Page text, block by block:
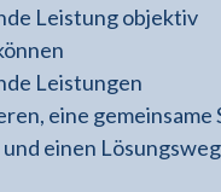
Leistung objektiv
Leistungen
eine gemeinsame
einen Lösungsweg